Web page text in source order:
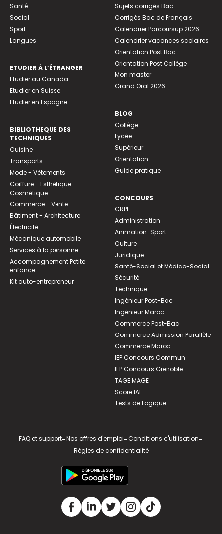
Santé
Social
Sport
Langues
ETUDIER À L’ÉTRANGER
Etudier au Canada
Etudier en Suisse
Etudier en Espagne
BIBLIOTHEQUE DES
TECHNIQUES
Cuisine
Transports
Mode - Vêtements
Coiffure - Esthétique -
Cosmétique
Commerce - Vente
Bâtiment - Architecture
Électricité
Mécanique automobile
Services à la personne
Accompagnement Petite
enfance
Kit auto-entrepreneur
Sujets corrigés Bac
Corrigés Bac de Français
Calendrier Parcoursup 2026
Calendrier vacances scolaires
Orientation Post Bac
Orientation Post Collège
Mon master
Grand Oral 2026
BLOG
Collège
Lycée
Supérieur
Orientation
Guide pratique
CONCOURS
CRPE
Administration
Animation-Sport
Culture
Juridique
Santé-Social et Médico-Social
Sécurité
Technique
Ingénieur Post-Bac
Ingénieur Maroc
Commerce Post-Bac
Commerce Admission Parallèle
Commerce Maroc
IEP Concours Commun
IEP Concours Grenoble
TAGE MAGE
Score IAE
Tests de Logique
FAQ et support-Nos offres d'emploi-Conditions d'utilisation-
Règles de confidentialité